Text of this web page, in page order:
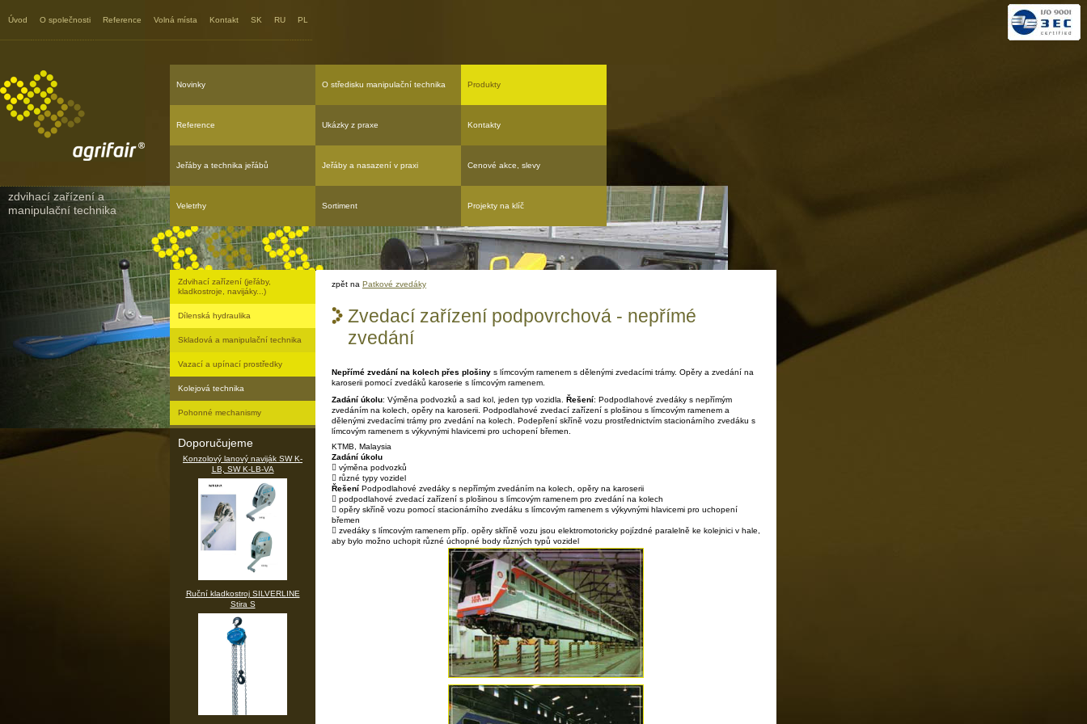
Novinky O středisku manipulační technika Produkty
Reference Ukázky z praxe Kontakty
Jeřáby a technika jeřábů Jeřáby a nasazení v praxi Cenové akce, slevy
Veletrhy Sortiment Projekty na klíč
zpět na Patkové zvedáky
Zvedací zařízení podpovrchová - nepřímé
zvedání
Nepřímé zvedání na kolech přes plošiny s límcovým ramenem s dělenými zvedacími trámy. Opěry a zvedání na
karoserii pomocí zvedáků karoserie s límcovým ramenem.
Zadání úkolu: Výměna podvozků a sad kol, jeden typ vozidla. Řešení: Podpodlahové zvedáky s nepřímým
zvedáním na kolech, opěry na karoserii. Podpodlahové zvedací zařízení s plošinou s límcovým ramenem a
dělenými zvedacími trámy pro zvedání na kolech. Podepření skříně vozu prostřednictvím stacionárního zvedáku s
límcovým ramenem s výkyvnými hlavicemi pro uchopení břemen.
KTMB, Malaysia
Zadání úkolu
 výměna podvozků
 různé typy vozidel
Řešení Podpodlahové zvedáky s nepřímým zvedáním na kolech, opěry na karoserii
 podpodlahové zvedací zařízení s plošinou s límcovým ramenem pro zvedání na kolech
 opěry skříně vozu pomocí stacionárního zvedáku s límcovým ramenem s výkyvnými hlavicemi pro uchopení
břemen
 zvedáky s límcovým ramenem příp. opěry skříně vozu jsou elektromotoricky pojízdné paralelně ke kolejnici v hale,
aby bylo možno uchopit různé úchopné body různých typů vozidel
Zdvihací zařízení (jeřáby,
kladkostroje, navijáky...)
Dílenská hydraulika
Skladová a manipulační technika
Vazací a upínací prostředky
Kolejová technika
Pohonné mechanismy
Doporučujeme
Konzolový lanový naviják SW K-
LB, SW K-LB-VA
Ruční kladkostroj SILVERLINE
Stira S
zdvihací zařízení a
manipulační technika
Úvod O společnosti Reference Volná místa Kontakt SK RU PL